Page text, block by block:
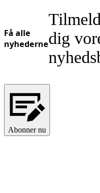
Få alle
nyhederne
Tilmeld
dig
Abonner nu